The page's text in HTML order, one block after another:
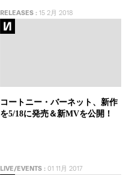
RELEASES:15 2月 2018
コートニー・バーネット、新作
を5/18に発売＆新MVを公開！
LIVE/EVENTS:01 11月 2017